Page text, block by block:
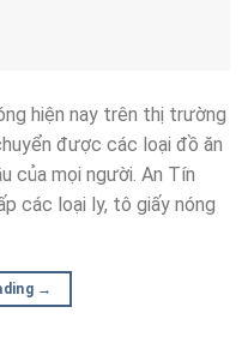
hiện nay trên thị trường
được các loại đồ ăn
của mọi người. An Tín
các loại ly, tô giấy nóng
→